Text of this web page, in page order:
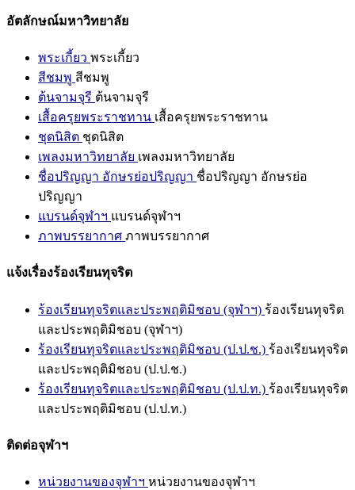
อัตลักษณ์มหาวิทยาลัย
พระเกี้ยว พระเกี้ยว
สีชมพู สีชมพู
ต้นจามจุรี ต้นจามจุรี
เสื้อครุยพระราชทาน เสื้อครุยพระราชทาน
ชุดนิสิต ชุดนิสิต
เพลงมหาวิทยาลัย เพลงมหาวิทยาลัย
ชื่อปริญญา อักษรย่อปริญญา ชื่อปริญญา อักษรย่อ
ปริญญา
แบรนด์จุฬาฯ แบรนด์จุฬาฯ
ภาพบรรยากาศ ภาพบรรยากาศ
แจ้งเรื่องร้องเรียนทุจริต
ร้องเรียนทุจริตและประพฤติมิชอบ (จุฬาฯ) ร้องเรียนทุจริต
และประพฤติมิชอบ (จุฬาฯ)
ร้องเรียนทุจริตและประพฤติมิชอบ (ป.ป.ช.) ร้องเรียนทุจริต
และประพฤติมิชอบ (ป.ป.ช.)
ร้องเรียนทุจริตและประพฤติมิชอบ (ป.ป.ท.) ร้องเรียนทุจริต
และประพฤติมิชอบ (ป.ป.ท.)
ติดต่อจุฬาฯ
หน่วยงานของจุฬาฯ หน่วยงานของจุฬาฯ